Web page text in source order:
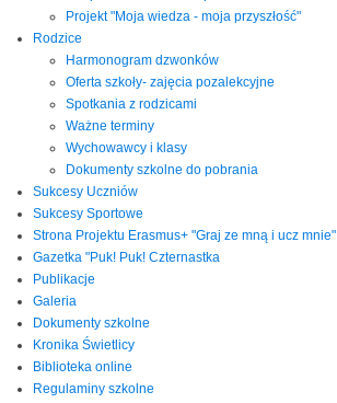
Projekt "Moja wiedza - moja przyszłość"
Rodzice
Harmonogram dzwonków
Oferta szkoły- zajęcia pozalekcyjne
Spotkania z rodzicami
Ważne terminy
Wychowawcy i klasy
Dokumenty szkolne do pobrania
Sukcesy Uczniów
Sukcesy Sportowe
Strona Projektu Erasmus+ "Graj ze mną i ucz mnie"
Gazetka "Puk! Puk! Czternastka
Publikacje
Galeria
Dokumenty szkolne
Kronika Świetlicy
Biblioteka online
Regulaminy szkolne